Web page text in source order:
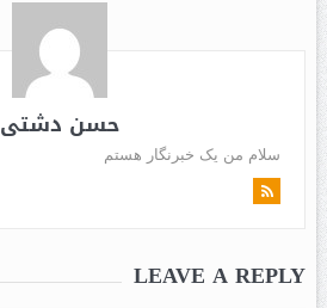
حسن دشتی
سلام من یک خبرنگار هستم
LEAVE A REPLY